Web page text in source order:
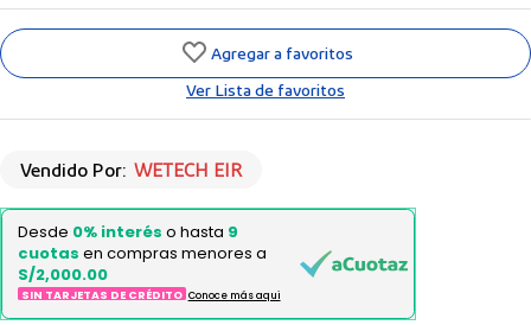
Agregar a favoritos
Ver Lista de favoritos
Vendido Por: WETECH EIR
Desde 0% interés o hasta 9
cuotas en compras menores a
S/2,000.00
SIN TARJETAS DE CRÉDITO Conoce más aqui